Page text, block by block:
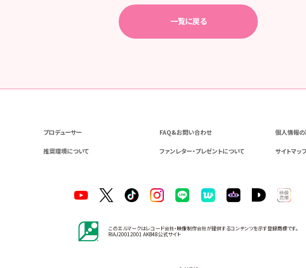
一覧に戻る
プロデューサー FAQ&お問い合わせ 個人情報
推奨環境について ファンレター・プレゼントについて サイトマッ
このエルマークはレコード会社・映像制作会社が提供するコンテンツを示す登録商標です。
RIAJ20012001 AKB48公式サイト